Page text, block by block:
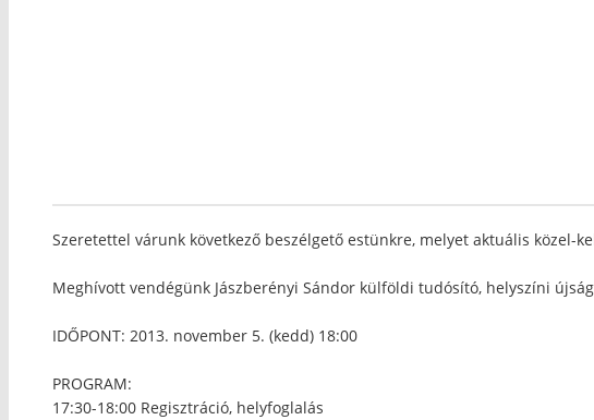
Szeretettel várunk következő beszélgető estünkre, melyet aktuális közel-
Meghívott vendégünk Jászberényi Sándor külföldi tudósító, helyszíni
IDŐPONT: 2013. november 5. (kedd) 18:00
PROGRAM:
17:30-18:00 Regisztráció, helyfoglalás